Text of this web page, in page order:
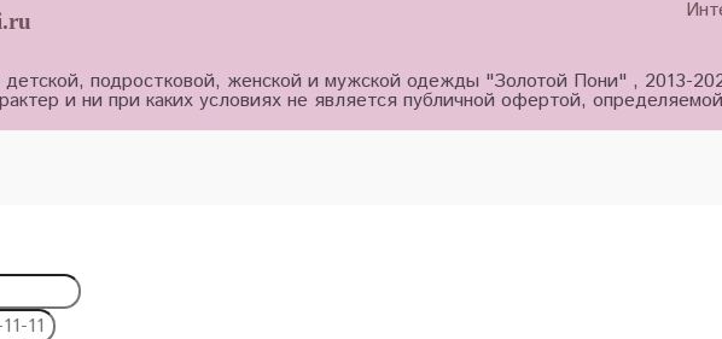
детской, подростковой, женской и мужской одежды "Золотой Пони" , 2013-
и ни при каких условиях не является публичной офертой,